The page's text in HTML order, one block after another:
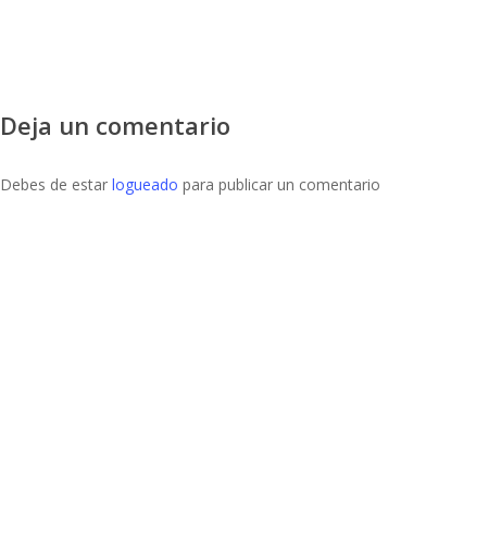
Deja un comentario
Debes de estar logueado para publicar un comentario